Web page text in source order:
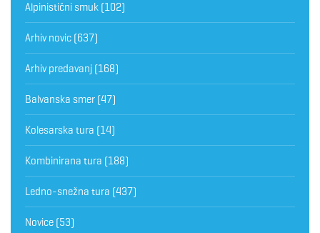
Alpinistični smuk (102)
Arhiv novic (637)
Arhiv predavanj (168)
Balvanska smer (47)
Kolesarska tura (14)
Kombinirana tura (188)
Ledno-snežna tura (437)
Novice (53)